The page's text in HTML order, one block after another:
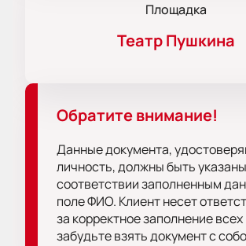
Площадка
Театр Пушкина
Обратите внимание!
Данные документа,
личность, должны быть
соответствии заполненным
поле ФИО. Клиент несет
за корректное заполнение
забудьте взять документ с